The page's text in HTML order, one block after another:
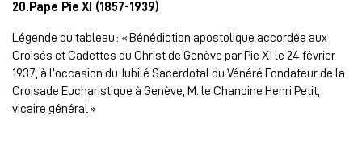
20.Pape Pie XI (1857-1939)
Légende du tableau : « Bénédiction apostolique accordée aux
Croisés et Cadettes du Christ de Genève par Pie XI le 24 février
1937, à l’occasion du Jubilé Sacerdotal du Vénéré Fondateur de la
Croisade Eucharistique à Genève, M. le Chanoine Henri Petit,
vicaire général »